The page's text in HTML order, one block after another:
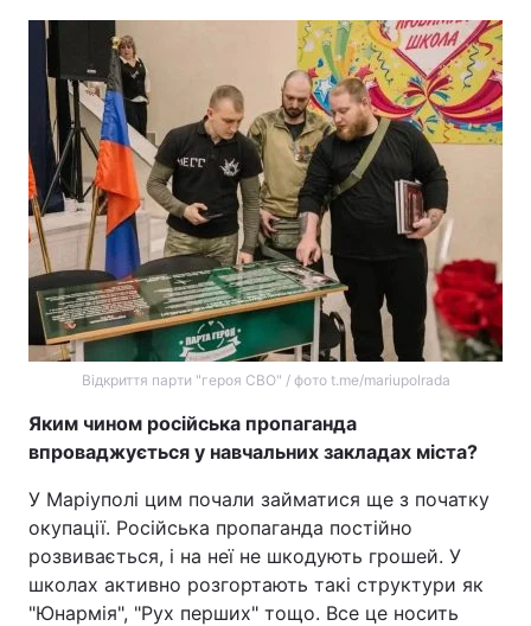
Відкриття парти "героя СВО" / фото t.me/mariupolrada
Яким чином російська пропаганда
впроваджується у навчальних закладах міста?
У Маріуполі цим почали займатися ще з початку
окупації. Російська пропаганда постійно
розвивається, і на неї не шкодують грошей. У
школах активно розгортають такі структури як
"Юнармія", "Рух перших" тощо. Все це носить